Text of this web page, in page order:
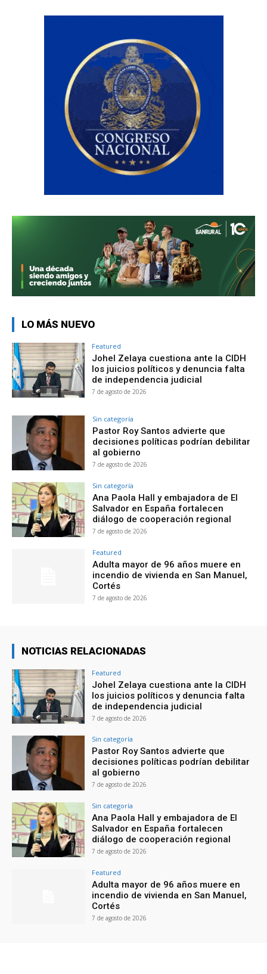
LO MÁS NUEVO
Featured
Johel Zelaya cuestiona ante la CIDH
los juicios políticos y denuncia falta
de independencia judicial
7 de agosto de 2026
Sin categoría
Pastor Roy Santos advierte que
decisiones políticas podrían debilitar
al gobierno
7 de agosto de 2026
Sin categoría
Ana Paola Hall y embajadora de El
Salvador en España fortalecen
diálogo de cooperación regional
7 de agosto de 2026
Featured
Adulta mayor de 96 años muere en
incendio de vivienda en San Manuel,
Cortés
7 de agosto de 2026
NOTICIAS RELACIONADAS
Featured
Johel Zelaya cuestiona ante la CIDH
los juicios políticos y denuncia falta
de independencia judicial
7 de agosto de 2026
Sin categoría
Pastor Roy Santos advierte que
decisiones políticas podrían debilitar
al gobierno
7 de agosto de 2026
Sin categoría
Ana Paola Hall y embajadora de El
Salvador en España fortalecen
diálogo de cooperación regional
7 de agosto de 2026
Featured
Adulta mayor de 96 años muere en
incendio de vivienda en San Manuel,
Cortés
7 de agosto de 2026